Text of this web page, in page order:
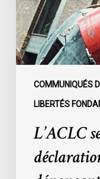
COMMUNIQUÉS
LIBERTÉS
de
la
société
civile
dénonçant
l’adoption
L’ACLC